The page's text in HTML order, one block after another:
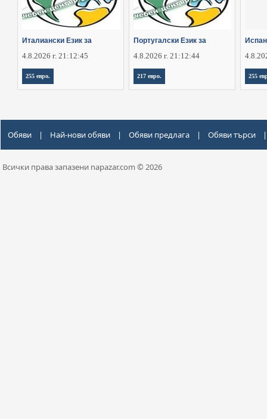
Италиански Език за
4.8.2026 г. 21:12:45
255 евро.
Португалски Език за
4.8.2026 г. 21:12:44
217 евро. 255
Обяви | Най-нови обяви | Обяви предлага | Обяви търси |
Всички права запазени napazar.com © 2026